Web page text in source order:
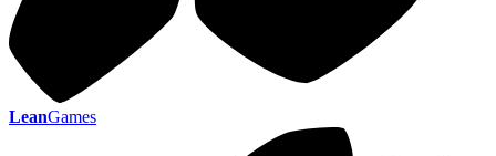
LeanGames